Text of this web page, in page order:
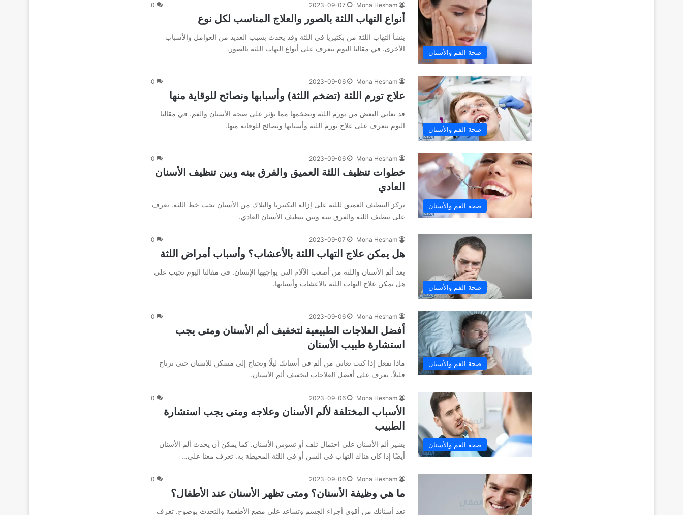
صحة الفم والأسنان
Mona Hesham
2023-09-07
0
أنواع التهاب اللثة بالصور والعلاج المناسب لكل نوع
ينشأ التهاب اللثة من بكتيريا في اللثة وقد يحدث بسبب العديد من العوامل والأسباب
الأخرى. في مقالنا اليوم نتعرف على أنواع التهاب اللثة بالصور.
صحة الفم والأسنان
Mona Hesham
2023-09-06
0
علاج تورم اللثة (تضخم اللثة) وأسبابها ونصائح للوقاية منها
قد يعاني البعض من تورم اللثة وتضخمها مما تؤثر على صحة الأسنان والفم. في مقالنا
اليوم نتعرف على علاج تورم اللثة وأسبابها ونصائح للوقاية منها.
صحة الفم والأسنان
Mona Hesham
2023-09-06
0
خطوات تنظيف اللثة العميق والفرق بينه وبين تنظيف الأسنان
العادي
يركز التنظيف العميق لللثة على إزالة البكتيريا والبلاك من الأسنان تحت خط اللثة. تعرف
على تنظيف اللثة والفرق بينه وبين تنظيف الأسنان العادي.
صحة الفم والأسنان
Mona Hesham
2023-09-07
0
هل يمكن علاج التهاب اللثة بالأعشاب؟ وأسباب أمراض اللثة
يعد ألم الأسنان واللثة من أصعب الآلام التي يواجهها الإنسان. في مقالنا اليوم نجيب على
هل يمكن علاج التهاب اللثة بالاعشاب وأسبابها.
صحة الفم والأسنان
Mona Hesham
2023-09-06
0
أفضل العلاجات الطبيعية لتخفيف ألم الأسنان ومتى يجب
استشارة طبيب الأسنان
ماذا تفعل إذا كنت تعاني من ألم في أسنانك ليلًا وتحتاج إلى مسكن للاسنان حتى ترتاح
قليلاً. تعرف على أفضل العلاجات لتخفيف ألم الأسنان.
صحة الفم والأسنان
Mona Hesham
2023-09-06
0
الأسباب المختلفة لألم الأسنان وعلاجه ومتى يجب استشارة
الطبيب
يشير ألم الأسنان على احتمال تلف أو تسوس الأسنان. كما يمكن أن يحدث ألم الأسنان
أيضًا إذا كان هناك التهاب في السن أو في اللثة المحيطة به. تعرف معنا على…
Mona Hesham
2023-09-06
0
ما هي وظيفة الأسنان؟ ومتى تظهر الأسنان عند الأطفال؟
تعد أسنانك من أقوى أجزاء الجسم وتساعد على مضغ الأطعمة والتحدث بوضوح. تعرف